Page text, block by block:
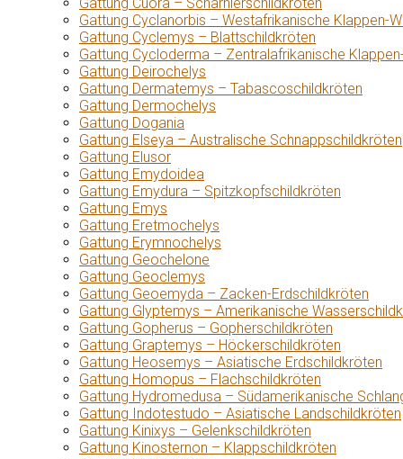
Gattung Cyclanorbis – Westafrikanische Klappen-
Gattung Cyclemys – Blattschildkröten
Gattung Cycloderma – Zentralafrikanische
Gattung Deirochelys
Gattung Dermatemys – Tabascoschildkröten
Gattung Dermochelys
Gattung Dogania
Gattung Elseya – Australische Schnappschildkröten
Gattung Elusor
Gattung Emydoidea
Gattung Emydura – Spitzkopfschildkröten
Gattung Emys
Gattung Eretmochelys
Gattung Erymnochelys
Gattung Geochelone
Gattung Geoclemys
Gattung Geoemyda – Zacken-Erdschildkröten
Gattung Glyptemys – Amerikanische
Gattung Gopherus – Gopherschildkröten
Gattung Graptemys – Höckerschildkröten
Gattung Heosemys – Asiatische Erdschildkröten
Gattung Homopus – Flachschildkröten
Gattung Hydromedusa – Südamerikanische
Gattung Indotestudo – Asiatische Landschildkröten
Gattung Kinixys – Gelenkschildkröten
Gattung Kinosternon – Klappschildkröten